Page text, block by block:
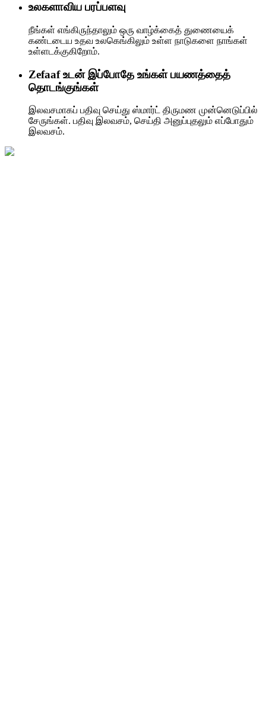
உலகளாவிய பரப்பளவு
நீங்கள் எங்கிருந்தாலும் ஒரு வாழ்க்கைத் துணையைக்
கண்டடைய உதவ உலகெங்கிலும் உள்ள நாடுகளை நாங்கள்
உள்ளடக்குகிறோம்.
Zefaaf உடன் இப்போதே உங்கள் பயணத்தைத்
தொடங்குங்கள்
இலவசமாகப் பதிவு செய்து ஸ்மார்ட் திருமண முன்னெடுப்பில்
சேருங்கள். பதிவு இலவசம், செய்தி அனுப்புதலும் எப்போதும்
இலவசம்.